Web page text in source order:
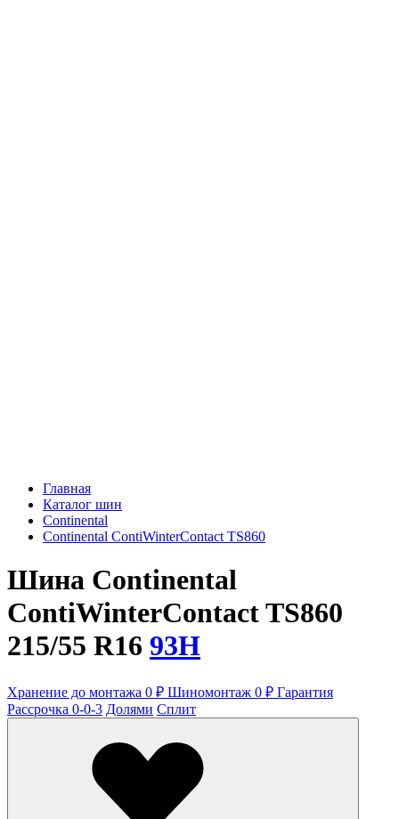
Главная
Каталог шин
Continental
Continental ContiWinterContact TS860
Шина Continental
ContiWinterContact TS860
215/55 R16 93H
Хранение до монтажа 0 ₽ Шиномонтаж 0 ₽ Гарантия
Рассрочка 0-0-3 Долями Сплит